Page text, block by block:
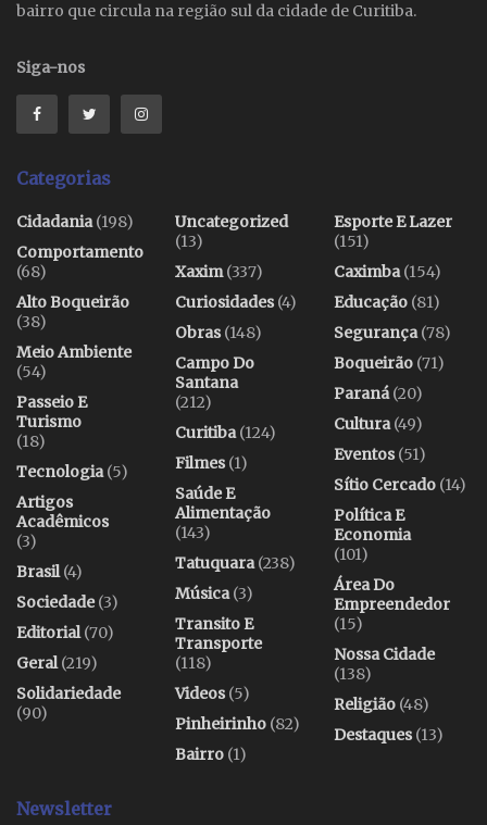
bairro que circula na região sul da cidade de Curitiba.
Siga-nos
Categorias
Cidadania(198)
Comportamento
(68)
Alto Boqueirão
(38)
Meio Ambiente
(54)
Passeio E
Turismo
(18)
Tecnologia(5)
Artigos
Acadêmicos
(3)
Brasil(4)
Sociedade(3)
Editorial(70)
Geral(219)
Solidariedade
(90)
Uncategorized
(13)
Xaxim(337)
Curiosidades(4)
Obras(148)
Campo Do
Santana
(212)
Curitiba(124)
Filmes(1)
Saúde E
Alimentação
(143)
Tatuquara(238)
Música(3)
Transito E
Transporte
(118)
Videos(5)
Pinheirinho (82)
Bairro (1)
Esporte E Lazer
(151)
Caximba(154)
Educação (81)
Segurança(78)
Boqueirão (71)
Paraná(20)
Cultura(49)
Eventos(51)
Sítio Cercado (14)
Política E
Economia
(101)
Área Do
Empreendedor
(15)
Nossa Cidade
(138)
Religião (48)
Destaques(13)
Newsletter